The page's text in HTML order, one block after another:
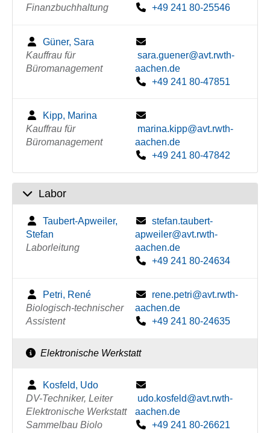
Finanzbuchhaltung
+49 241 80-25546
Güner, Sara
Kauffrau für
Büromanagement
sara.guener@avt.rwth-
aachen.de
+49 241 80-47851
Kipp, Marina
Kauffrau für
Büromanagement
marina.kipp@avt.rwth-
aachen.de
+49 241 80-47842
Labor
Taubert-Apweiler,
Stefan
Laborleitung
stefan.taubert-
apweiler@avt.rwth-
aachen.de
+49 241 80-24634
Petri, René
Biologisch-technischer
Assistent
rene.petri@avt.rwth-
aachen.de
+49 241 80-24635
Elektronische Werkstatt
Kosfeld, Udo
DV-Techniker, Leiter
Elektronische Werkstatt
Sammelbau Biolo
udo.kosfeld@avt.rwth-
aachen.de
+49 241 80-26621